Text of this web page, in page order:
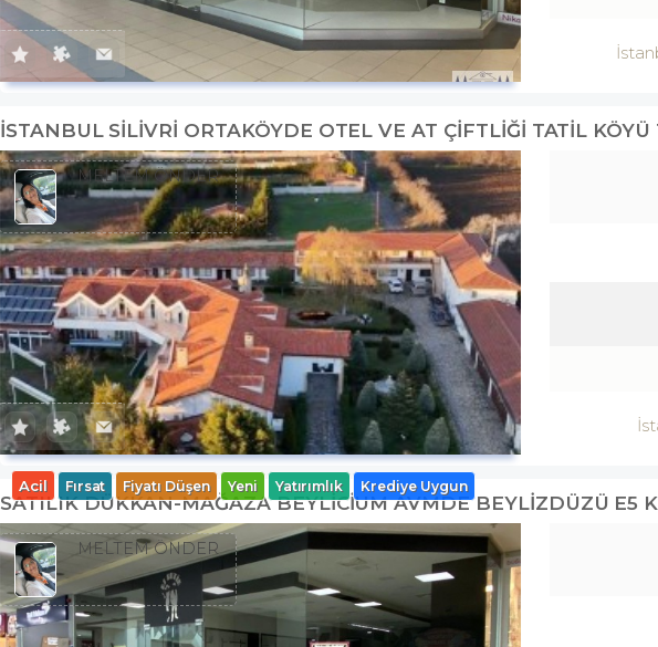
İSTANBUL SİLİVRİ ORTAKÖYDE OTEL VE AT ÇİFTLİĞİ TATİL KÖYÜ
MELTEM ÖNDER
SATILIK DÜKKAN-MAĞAZA BEYLİCİUM AVMDE BEYLİZDÜZÜ E5
Acil Fırsat Fiyatı Düşen Yeni Yatırımlık Krediye Uygun
MELTEM ÖNDER